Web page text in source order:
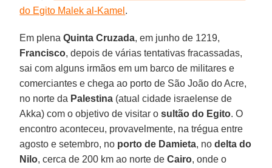
do Egito Malek al-Kamel .
Em plenaQuinta Cruzada, em junho de 1219,
Francisco, depois de várias tentativas fracassadas,
sai com alguns irmãos em um barco de militares e
comerciantes e chega ao porto de São João do Acre,
no norte da Palestina (atual cidade israelense de
Akka) com o objetivo de visitar o sultão do Egito. O
encontro aconteceu, provavelmente, na trégua entre
agosto e setembro, no porto de Damieta, nodelta do
Nilo, cerca de 200 km ao norte deCairo, onde o